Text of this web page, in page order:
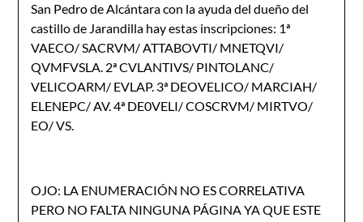
San Pedro de Alcántara con la ayuda del dueño del
castillo de Jarandilla hay estas inscripciones: 1ª
VAECO/ SACRVM/ ATTABOVTI/ MNETQVI/
QVMFVSLA. 2ª CVLANTIVS/ PINTOLANC/
VELICOARM/ EVLAP. 3ª DEOVELICO/ MARCIAH/
ELENEPC/ AV. 4ª DE0VELI/ COSCRVM/ MIRTVO/
EO/ VS.
OJO: LA ENUMERACIÓN NO ES CORRELATIVA
PERO NO FALTA NINGUNA PÁGINA YA QUE ESTE